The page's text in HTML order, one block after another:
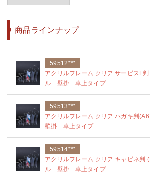
商品ラインナップ
59512***
アクリルフレーム クリア サービスL
ル 壁掛 卓上タイプ
59513***
アクリルフレーム クリア ハガキ判
壁掛 卓上タイプ
59514***
アクリルフレーム クリア キャビネ判
ル 壁掛 卓上タイプ